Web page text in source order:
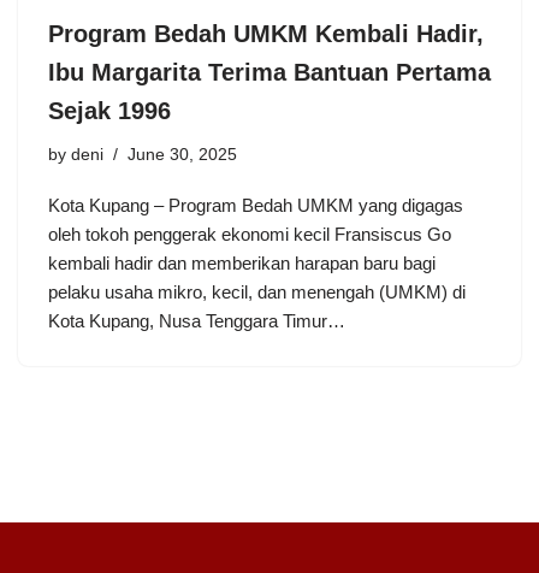
Program Bedah UMKM Kembali Hadir,
Ibu Margarita Terima Bantuan Pertama
Sejak 1996
by deni June 30, 2025
Kota Kupang – Program Bedah UMKM yang digagas
oleh tokoh penggerak ekonomi kecil Fransiscus Go
kembali hadir dan memberikan harapan baru bagi
pelaku usaha mikro, kecil, dan menengah (UMKM) di
Kota Kupang, Nusa Tenggara Timur…